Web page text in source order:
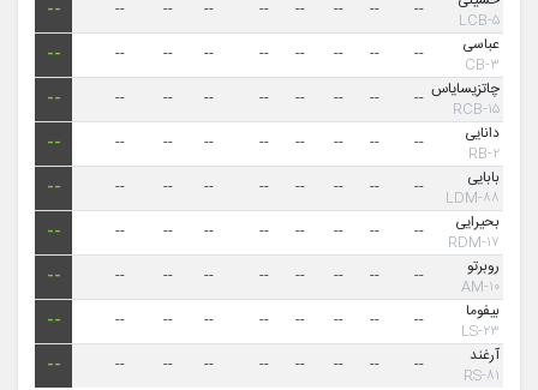
۵-LCB
--
--
--
--
--
--
--
--
--
عباسی
۳-CB
--
--
--
--
--
--
--
--
--
چاتزیسایاس
۱۵-RCB
--
--
--
--
--
--
--
--
--
دانایی
۲-RB
--
--
--
--
--
--
--
--
--
بابایی
۸۸-LDM
--
--
--
--
--
--
--
--
--
بحیرایی
۱۷-RDM
--
--
--
--
--
--
--
--
--
روبرتو
۱۰-AM
--
--
--
--
--
--
--
--
--
بیفوما
۲۳-LS
--
--
--
--
--
--
--
--
--
آرغند
۸۱-RS
--
--
--
--
--
--
--
--
--